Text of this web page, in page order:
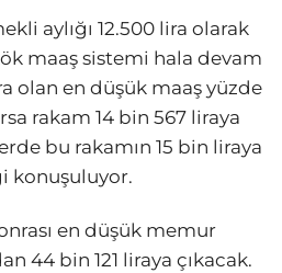
aylığı 12.500 lira olarak
maaş sistemi hala devam
olan en düşük maaş yüzde
rakam 14 bin 567 liraya
bu rakamın 15 bin liraya
konuşuluyor.
en düşük memur
44 bin 121 liraya çıkacak.